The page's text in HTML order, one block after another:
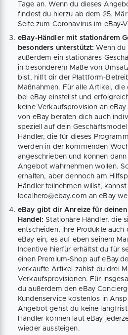
Tage an. Wenn du dieses
findest du hierzu ab dem 25.
Seite zum Coronavirus im eBay-
eBay-Händler mit stationärem
besonders unterstützt:Wenn du
außerdem ein stationäres
in besonderem Maße von
bist, hilft dir der Plattform-
Maßnahmen. Für alle Artikel,
bei eBay einstellst und
keine Verkaufsprovision an
von eBay beraten dich auch
speziell auf dein
Händler, die für dieses
werden in der kommenden
angeschrieben und können
Angebot wahrnehmen wollen.
erhalten, aber dennoch am
Händler teilnehmen willst,
localhero@ebay.com an eBay
eBay gibt dir Anreize für
Handel:Stationäre Händler, die
entscheiden, ihre Produkte
eBay ein, es auf eben seinem
Incentive hierfür erhältst du für
einen Premium-Shop auf
verkaufte Artikel zahlst du drei
Verkaufsprovisionen. Für
du außerdem den eBay
Kundenservice kostenlos in
Angebot gehst du keine
Händler können laut eBay
wieder aussteigen.